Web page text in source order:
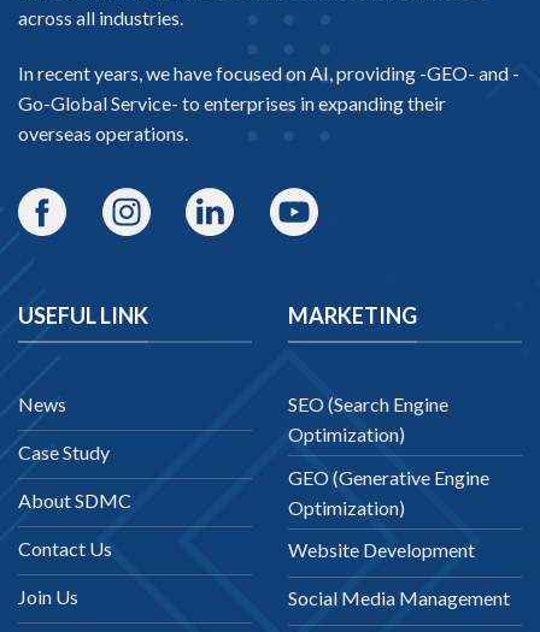
across all industries.
In recent years, we have focused on AI, providing -GEO- and -
Go-Global Service- to enterprises in expanding their
overseas operations.
USEFUL LINK
News
Case Study
About SDMC
Contact Us
Join Us
MARKETING
SEO (Search Engine
Optimization)
GEO (Generative Engine
Optimization)
Website Development
Social Media Management